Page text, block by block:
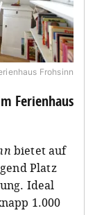
Frohsinn
Ferienhaus
bietet auf
Platz
Ideal
1.000